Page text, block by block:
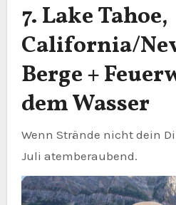
7. Lake Tahoe,
California/
Berge +
dem Wasser
Wenn Strände nicht dein
Juli atemberaubend.